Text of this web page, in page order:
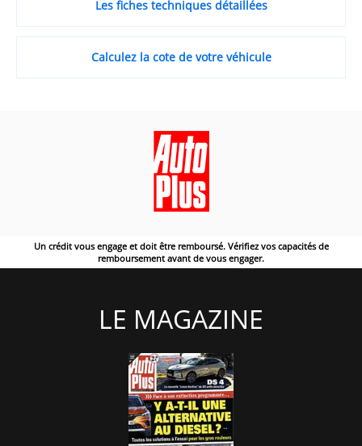
Les fiches techniques détaillées
Calculez la cote de votre véhicule
Un crédit vous engage et doit être remboursé. Vérifiez vos capacités de
remboursement avant de vous engager.
LE MAGAZINE